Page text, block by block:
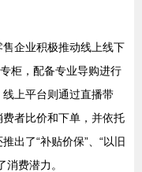
企业积极推动线上线下
柜，配备专业导购进行
上平台则通过直播带
者比价和下单，并依托
出了“补贴价保”、“以旧
费潜力。